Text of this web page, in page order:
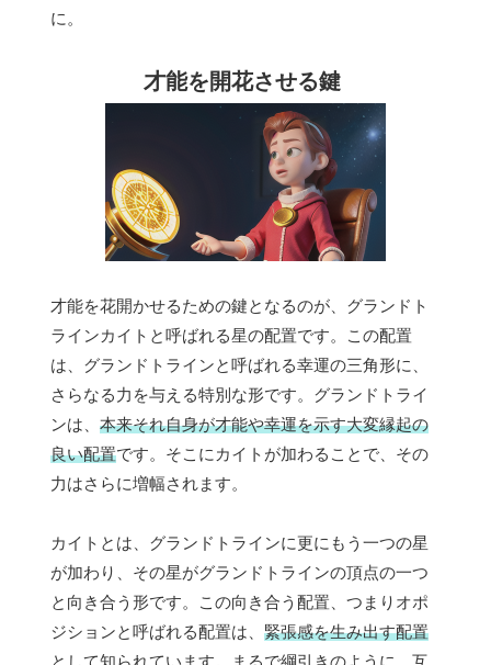
に。
才能を開花させる鍵
才能を花開かせるための鍵となるのが、グランドト
ラインカイトと呼ばれる星の配置です。この配置
は、グランドトラインと呼ばれる幸運の三角形に、
さらなる力を与える特別な形です。グランドトライ
ンは、 本来それ自身が才能や幸運を示す大変縁起の
良い配置です。そこにカイトが加わることで、その
力はさらに増幅されます。
カイトとは、グランドトラインに更にもう一つの星
が加わり、その星がグランドトラインの頂点の一つ
と向き合う形です。この向き合う配置、つまりオポ
ジションと呼ばれる配置は、 緊張感を生み出す配置